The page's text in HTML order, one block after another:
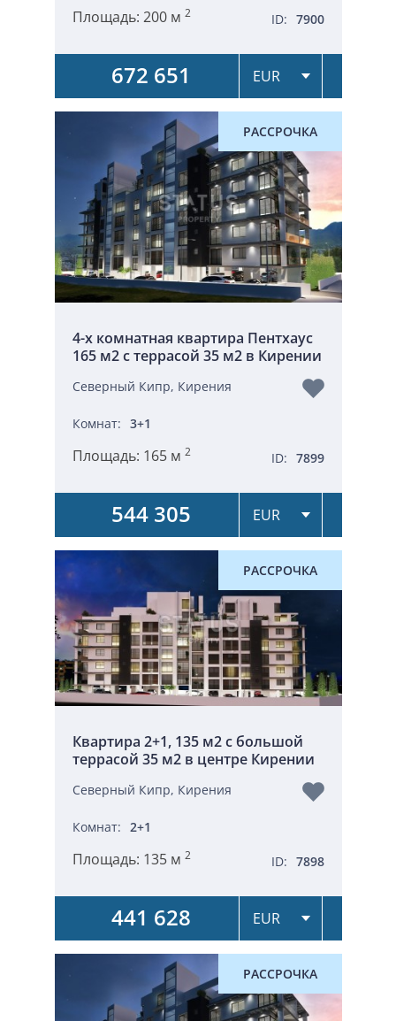
Площадь: 200 м 2 ID: 7900
672 651
РАССРОЧКА
4-х комнатная квартира Пентхаус
165 м2 с террасой 35 м2 в Кирении
Северный Кипр, Кирения
Комнат: 3+1
Площадь: 165 м 2 ID: 7899
544 305
РАССРОЧКА
Квартира 2+1, 135 м2 c большой
террасой 35 м2 в центре Кирении
Северный Кипр, Кирения
Комнат: 2+1
Площадь: 135 м 2 ID: 7898
441 628
РАССРОЧКА